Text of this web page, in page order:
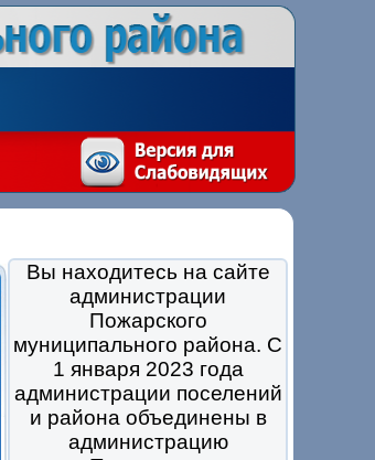
Вы находитесь на сайте
администрации
Пожарского
муниципального района. С
1 января 2023 года
администрации поселений
и района объединены в
администрацию